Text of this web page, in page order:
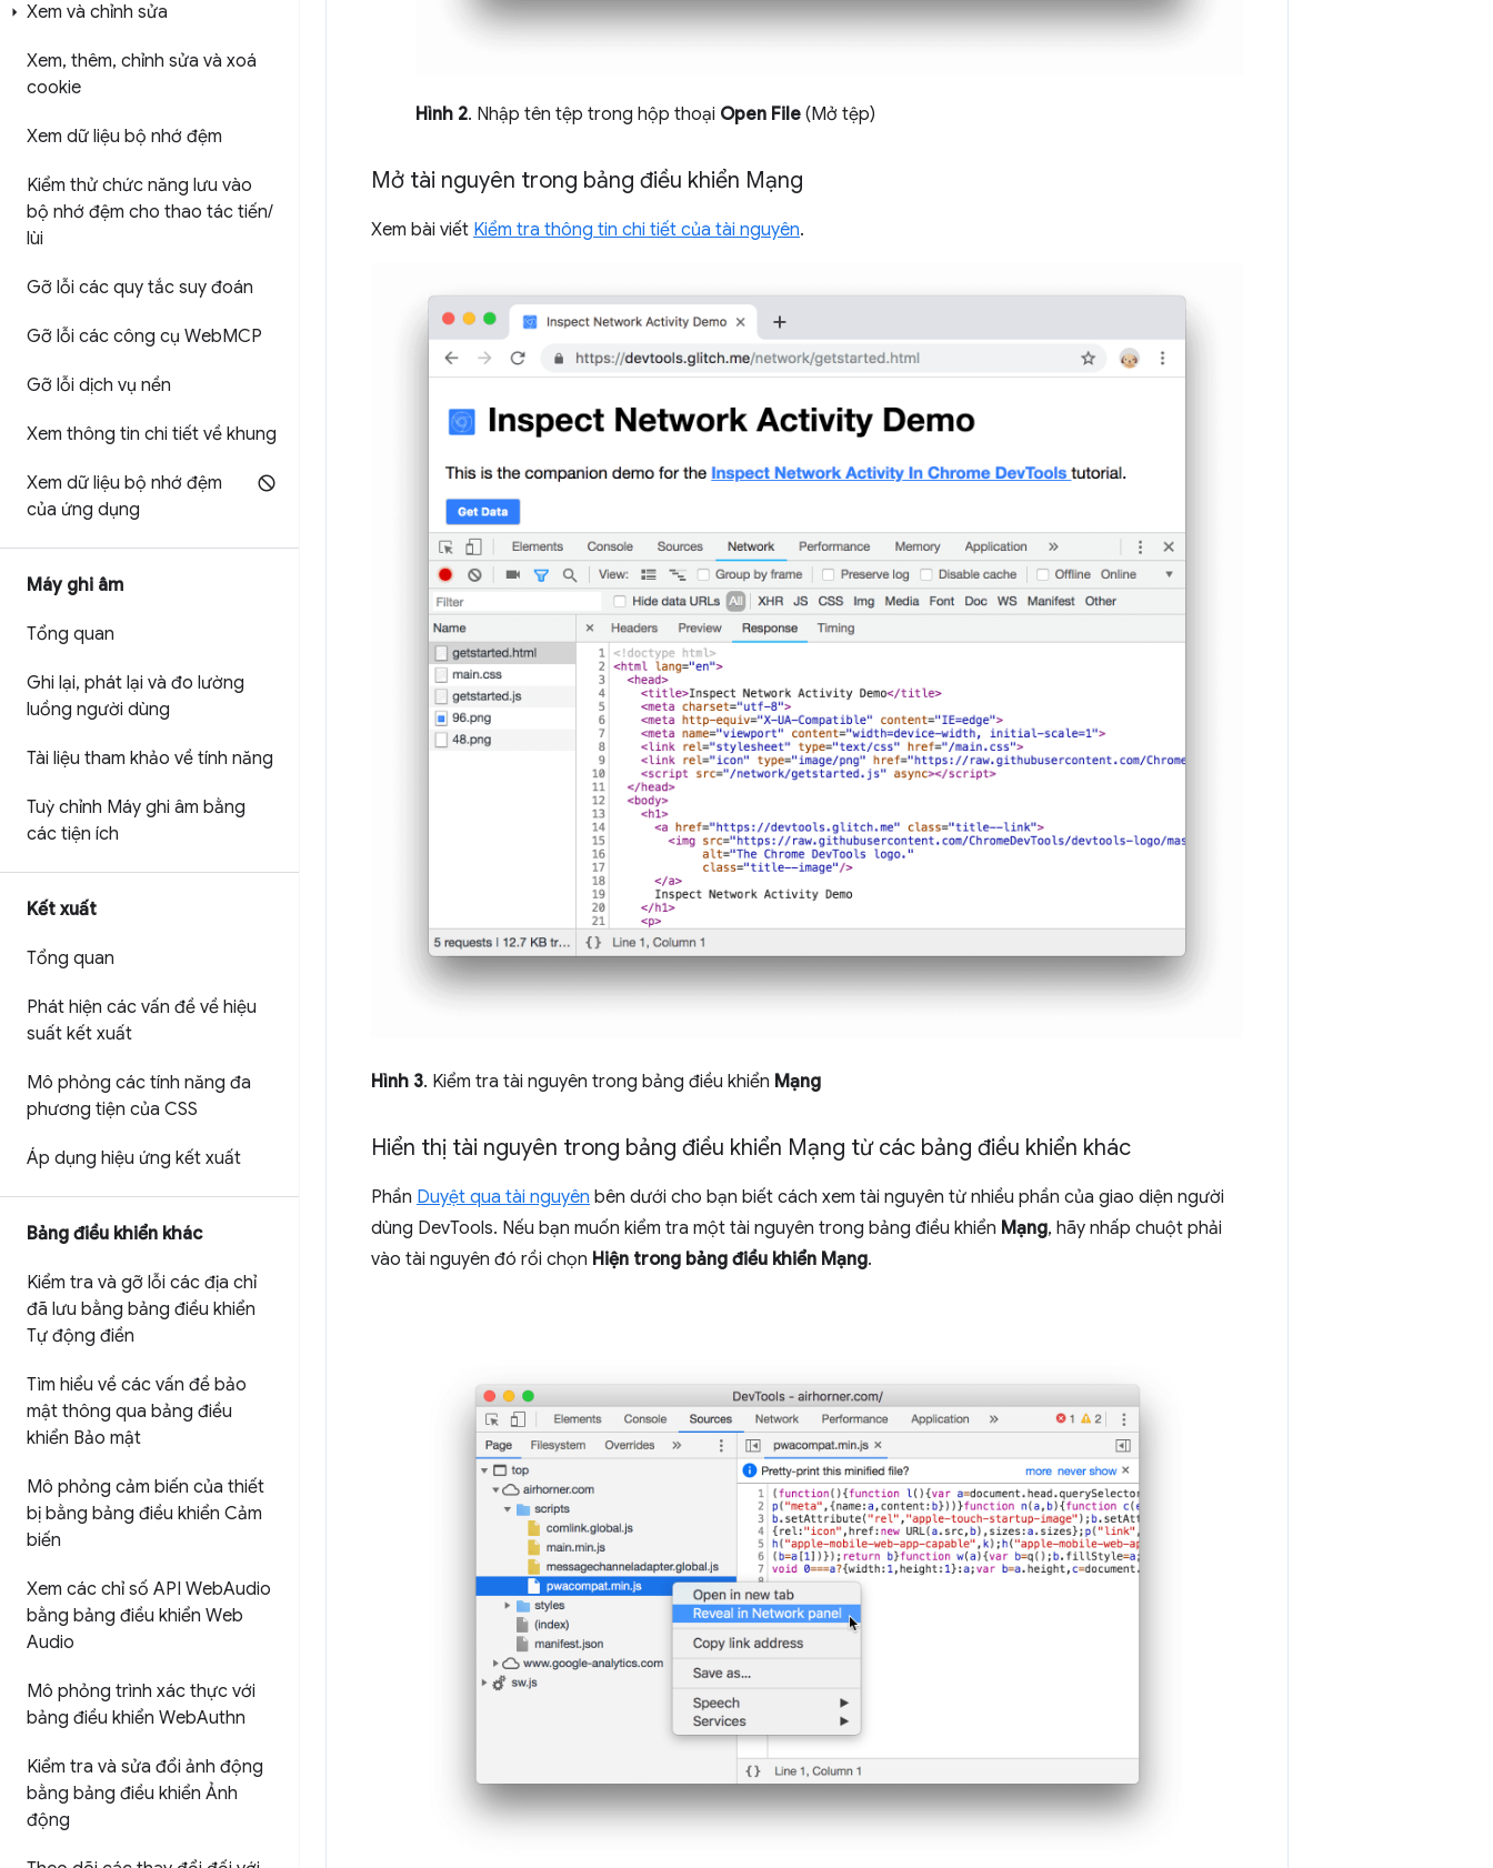
Xem và chỉnh sửa
Xem, thêm, chỉnh sửa và xoá
cookie
Xem dữ liệu bộ nhớ đệm
Kiểm thử chức năng lưu vào
bộ nhớ đệm cho thao tác tiến/
lùi
Gỡ lỗi các quy tắc suy đoán
Gỡ lỗi các công cụ WebMCP
Gỡ lỗi dịch vụ nền
Xem thông tin chi tiết về khung
Xem dữ liệu bộ nhớ đệm
của ứng dụng
Máy ghi âm
Tổng quan
Ghi lại, phát lại và đo lường
luồng người dùng
Tài liệu tham khảo về tính năng
Tuỳ chỉnh Máy ghi âm bằng
các tiện ích
Kết xuất
Tổng quan
Phát hiện các vấn đề về hiệu
suất kết xuất
Mô phỏng các tính năng đa
phương tiện của CSS
Áp dụng hiệu ứng kết xuất
Bảng điều khiển khác
Kiểm tra và gỡ lỗi các địa chỉ
đã lưu bằng bảng điều khiển
Tự động điền
Tìm hiểu về các vấn đề bảo
mật thông qua bảng điều
khiển Bảo mật
Mô phỏng cảm biến của thiết
bị bằng bảng điều khiển Cảm
biến
Xem các chỉ số API WebAudio
bằng bảng điều khiển Web
Audio
Mô phỏng trình xác thực với
bảng điều khiển WebAuthn
Kiểm tra và sửa đổi ảnh động
bằng bảng điều khiển Ảnh
động
Hình 2. Nhập tên tệp trong hộp thoại Open File (Mở tệp)
Mở tài nguyên trong bảng điều khiển Mạng
Xem bài viết Kiểm tra thông tin chi tiết của tài nguyên.
Hình 3. Kiểm tra tài nguyên trong bảng điều khiển Mạng
Hiển thị tài nguyên trong bảng điều khiển Mạng từ các bảng điều khiển khác
Phần Duyệt qua tài nguyên bên dưới cho bạn biết cách xem tài nguyên từ nhiều phần của giao diện người
dùng DevTools. Nếu bạn muốn kiểm tra một tài nguyên trong bảng điều khiển Mạng, hãy nhấp chuột phải
vào tài nguyên đó rồi chọn Hiện trong bảng điều khiển Mạng.